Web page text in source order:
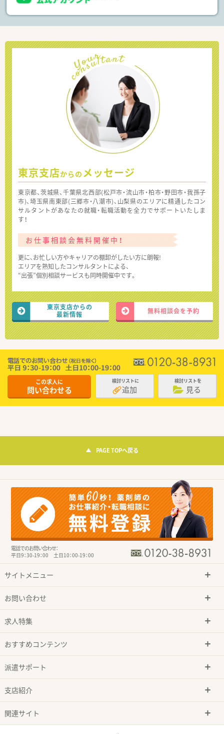
東京支店からの メッセージ
東京都、茨城県、千葉県北西部(松戸市・流山市・柏市・野田市・我孫子
市)、埼玉県南東部(三郷市・八潮市)、山梨県のエリアに精通したコン
サルタントがあなたの就職・転職活動を全力でサポートいたしま
す！
お仕事相談会無料開催中！
更に、お忙しい方やキャリアの棚卸がしたい方に朗報!
エリアを熟知したコンサルタントによる、
“出張”個別相談サービスも同時開催中です。
東京支店からの
最新情報
無料相談会を予約
この求人に
問い合わせる
検討リストに
追加
検討リストを
見る
PAGE TOPへ戻る
電話でのお問い合わせ：
平日9：30-19：00 土日10：00-19：00
サイトメニュー
お問い合わせ
求人特集
おすすめコンテンツ
派遣サポート
支店紹介
関連サイト